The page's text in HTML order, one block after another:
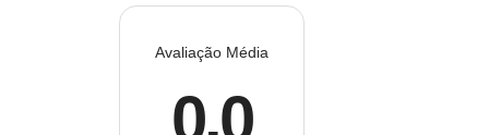
Avaliação Média
0.0